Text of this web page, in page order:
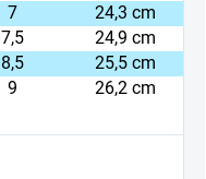
7
24,3 cm
7,5
24,9 cm
8,5
25,5 cm
9 26,2 cm